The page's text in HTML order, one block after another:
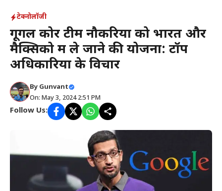
टेक्नोलॉजी
गूगल कोर टीम नौकरियों को भारत और
मैक्सिको में ले जाने की योजना: टॉप
अधिकारियों के विचार
By Gunvant
On: May 3, 2024 2:51 PM
Follow Us: